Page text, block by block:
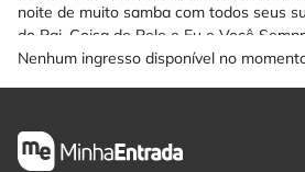
noite de muito samba com todos seus
do Pai, Coisa de Pele e Eu e Você
Nenhum ingresso disponível no